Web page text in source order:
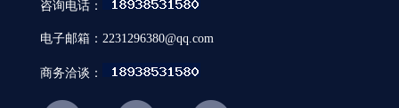
咨询电话：
电子邮箱：2231296380@qq.com
商务洽谈：